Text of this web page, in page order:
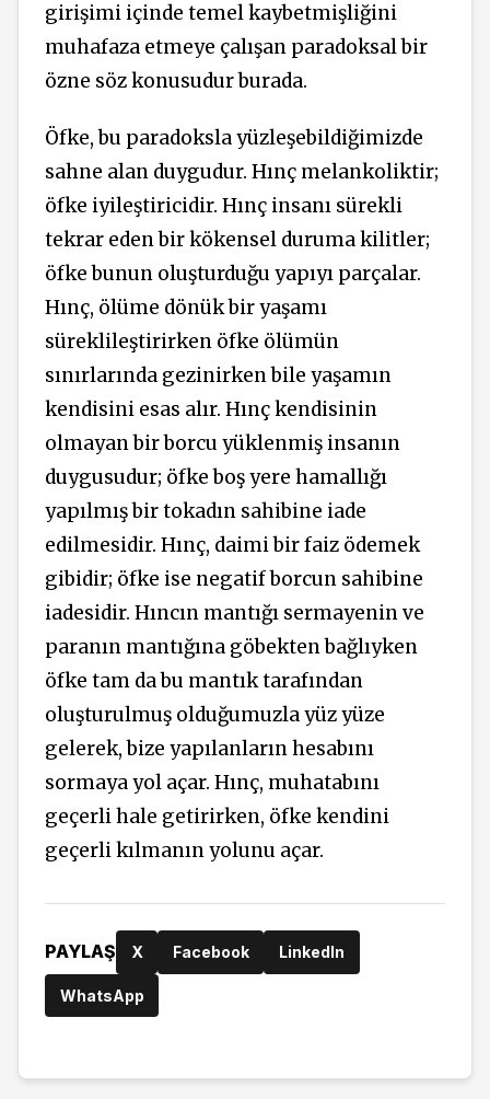
girişimi içinde temel kaybetmişliğini
muhafaza etmeye çalışan paradoksal bir
özne söz konusudur burada.
Öfke, bu paradoksla yüzleşebildiğimizde
sahne alan duygudur. Hınç melankoliktir;
öfke iyileştiricidir. Hınç insanı sürekli
tekrar eden bir kökensel duruma kilitler;
öfke bunun oluşturduğu yapıyı parçalar.
Hınç, ölüme dönük bir yaşamı
süreklileştirirken öfke ölümün
sınırlarında gezinirken bile yaşamın
kendisini esas alır. Hınç kendisinin
olmayan bir borcu yüklenmiş insanın
duygusudur; öfke boş yere hamallığı
yapılmış bir tokadın sahibine iade
edilmesidir. Hınç, daimi bir faiz ödemek
gibidir; öfke ise negatif borcun sahibine
iadesidir. Hıncın mantığı sermayenin ve
paranın mantığına göbekten bağlıyken
öfke tam da bu mantık tarafından
oluşturulmuş olduğumuzla yüz yüze
gelerek, bize yapılanların hesabını
sormaya yol açar. Hınç, muhatabını
geçerli hale getirirken, öfke kendini
geçerli kılmanın yolunu açar.
PAYLAŞ X Facebook LinkedIn
WhatsApp